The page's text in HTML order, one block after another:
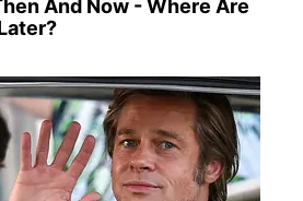
And Now - Where Are